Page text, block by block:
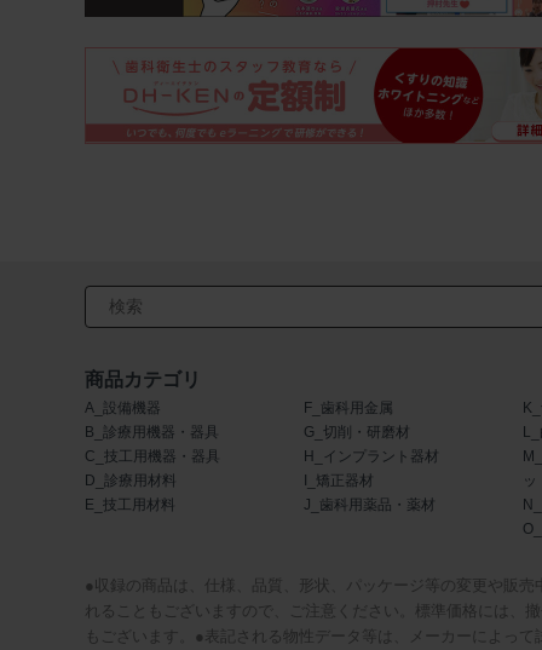
検索キーワード入力
商品カテゴリ
A_設備機器
B_診療用機器・器具
C_技工用機器・器具
D_診療用材料
E_技工用材料
F_歯科用金属
G_切削・研磨材
H_インプラント器材
I_矯正器材
J_歯科用薬品・薬材
ッ
●収録の商品は、仕様、品質、形状、パッケージ等の変更や販
れることもございますので、ご注意ください。標準価格には、
もございます。●表記される物性データ等は、メーカーによっ